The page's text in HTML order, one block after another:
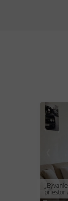
priestor